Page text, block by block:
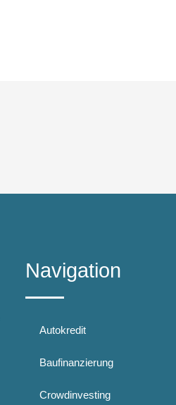
Navigation
Autokredit
Baufinanzierung
Crowdinvesting